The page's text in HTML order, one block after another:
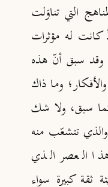
التي تناوَلت
كانت له مؤثرات
وقد سبق أنّ هذه
وما ذاك
سبق، ولا شك
تتشعّب منه
العصر الذي
ثقة كبيرة سواء